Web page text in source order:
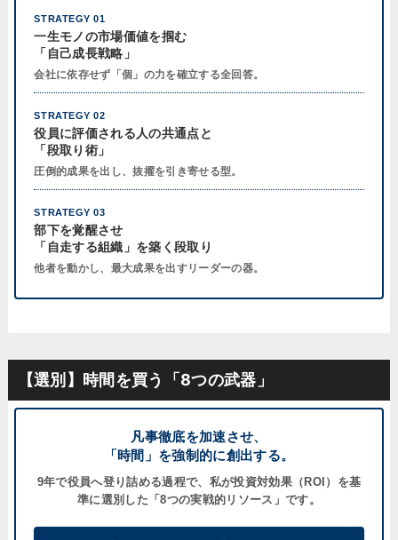
STRATEGY 01
一生モノの市場価値を掴む
「自己成長戦略」
会社に依存せず「個」の力を確立する全回答。
STRATEGY 02
役員に評価される人の共通点と
「段取り術」
圧倒的成果を出し、抜擢を引き寄せる型。
STRATEGY 03
部下を覚醒させ
「自走する組織」を築く段取り
他者を動かし、最大成果を出すリーダーの器。
【選別】時間を買う「8つの武器」
凡事徹底を加速させ、
「時間」を強制的に創出する。
9年で役員へ登り詰める過程で、私が投資対効果（ROI） を基
準に選別した「8つの実戦的リソース」です。